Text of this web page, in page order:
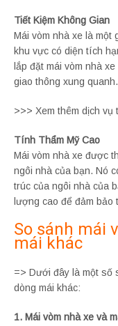
Tiết Kiệm Không Gian
Mái vòm nhà xe là một
khu vực có diện tích
lắp đặt mái vòm nhà
giao thông xung quanh.
>>> Xem thêm dịch vụ
Tính Thẩm Mỹ Cao
Mái vòm nhà xe được
ngôi nhà của bạn. Nó
trúc của ngôi nhà của
lượng cao để đảm
So sánh mái
mái khác
=> Dưới đây là một số
dòng mái khác:
1. Mái vòm nhà xe và